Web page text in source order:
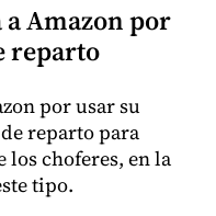
a Amazon por
reparto
por usar su
reparto para
los choferes, en la
tipo.